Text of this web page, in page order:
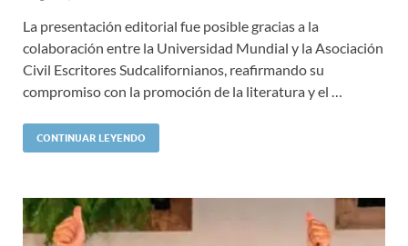
La presentación editorial fue posible gracias a la
colaboración entre la Universidad Mundial y la Asociación
Civil Escritores Sudcalifornianos, reafirmando su
compromiso con la promoción de la literatura y el …
CONTINUAR LEYENDO